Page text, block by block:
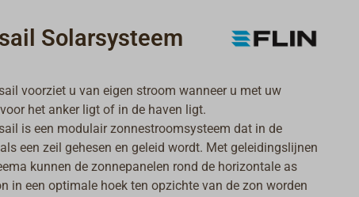
Solarsysteem
voorziet u van eigen stroom wanneer u met uw
het anker ligt of in de haven ligt.
is een modulair zonnestroomsysteem dat in de
een zeil gehesen en geleid wordt. Met geleidingslijnen
kunnen de zonnepanelen rond de horizontale as
in een optimale hoek ten opzichte van de zon worden